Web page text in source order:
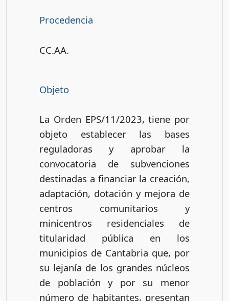
Procedencia
CC.AA.
Objeto
La Orden EPS/11/2023, tiene por
objeto establecer las bases
reguladoras y aprobar la
convocatoria de subvenciones
destinadas a financiar la creación,
adaptación, dotación y mejora de
centros comunitarios y
minicentros residenciales de
titularidad pública en los
municipios de Cantabria que, por
su lejanía de los grandes núcleos
de población y por su menor
número de habitantes, presentan